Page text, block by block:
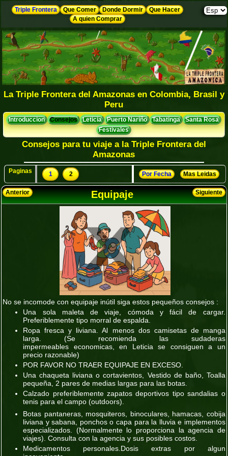
Triple Frontera Que Comer Donde Dormir
Que Hacer
A quien Comprar
La Triple Frontera del Amazonas en Colombia, Brasil y
Peru
Introduccion Consejos Leticia Puerto Nariño Tabatinga
Santa Rosa
Festivales
Consejos para tu viaje a la Triple Frontera del
Amazonas
Paginas 1 2 Por Fecha Mas Leidas
Anterior Siguiente
Equipaje
No se incomode con equipaje inútil siga estos pequeños consejos :
Una sola maleta de viaje, cómoda y fácil de cargar.
Preferiblemente tipo morral de espalda.
Ropa fresca y liviana. Al menos dos camisetas de manga
larga.(Se recomienda las sudaderas
impermeables economicas, en Leticia se consiguen a un
precio razonable)
POR FAVOR NO TRAER EQUIPAJE EN EXCESO.
Una chaqueta liviana o cortavientos, Vestido de baño, Toalla
pequeña, 2 pares de medias largas para las botas.
Calzado preferiblemente zapatos deportivos tipo sandalias o
tenis para el campo (outdoors).
Botas pantaneras, mosquiteros, binoculares, hamacas, cobija
liviana y sabana, ponchos o capa para la lluvia e implementos
especializados. (Normalmente lo proporciona la agencia de
viajes) . Consulta con la agencia y sus posibles costos.
Medicamentos personales.Dosis extras por algun